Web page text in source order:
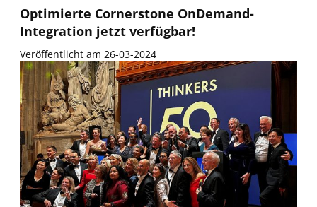
Optimierte Cornerstone OnDemand-
Integration jetzt verfügbar!
Veröffentlicht am 26-03-2024